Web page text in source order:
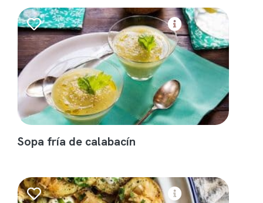
Sopa fría de calabacín